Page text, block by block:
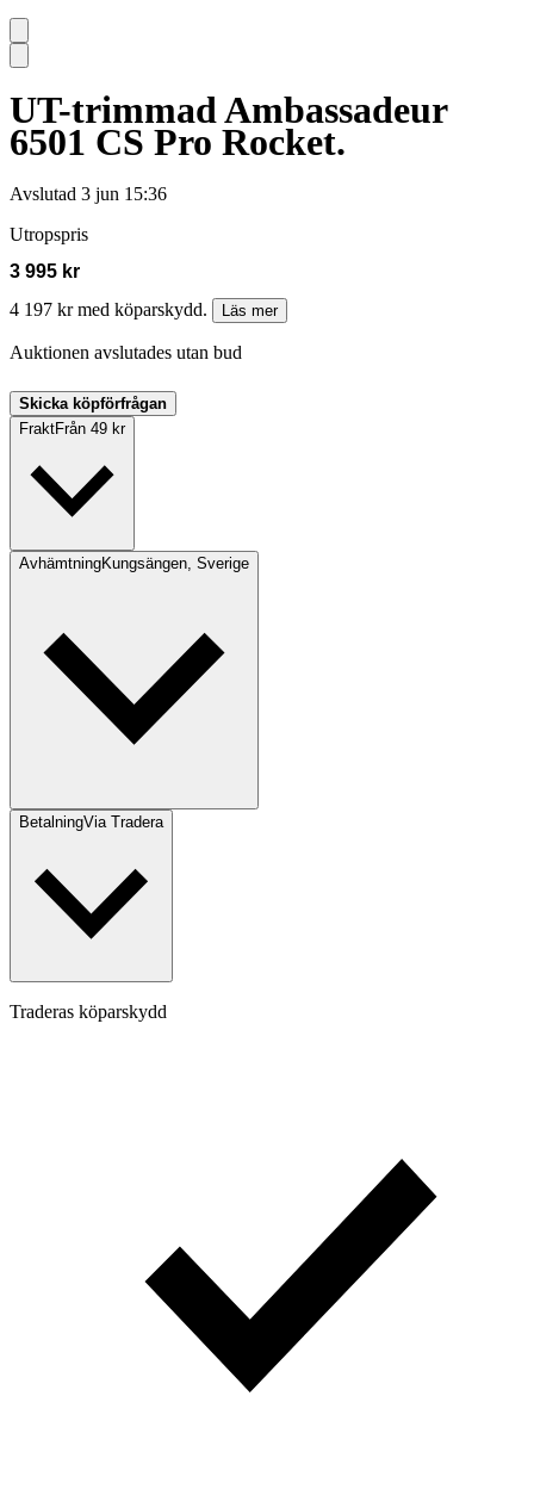
UT-trimmad Ambassadeur
6501 CS Pro Rocket.
Avslutad 3 jun 15:36
Utropspris
3 995 kr
4 197 kr med köparskydd.
Läs mer
Auktionen avslutades utan bud
Skicka köpförfrågan
FraktFrån 49 kr
AvhämtningKungsängen, Sverige
BetalningVia Tradera
Traderas köparskydd